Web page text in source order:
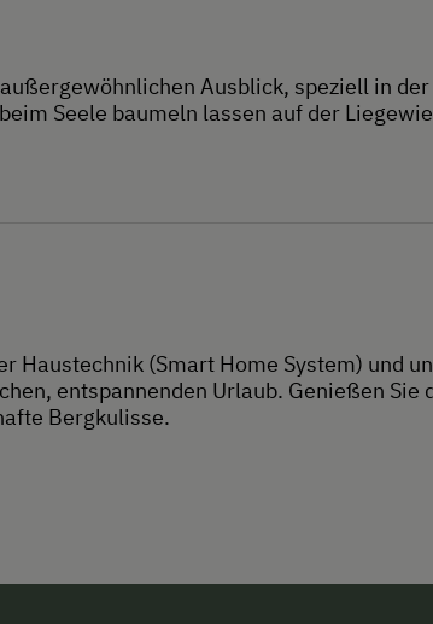
Ausblick, speziell in
Seele baumeln lassen auf der
Haustechnik (Smart Home System) und
entspannenden Urlaub. Genießen Sie
Bergkulisse.